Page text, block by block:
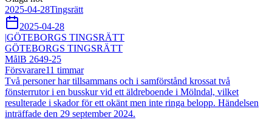
2025-04-28Tingsrätt
2025-04-28
|GÖTEBORGS TINGSRÄTT
GÖTEBORGS TINGSRÄTT
MålB 2649-25
Försvarare11 timmar
Två personer har tillsammans och i samförstånd krossat två
fönsterrutor i en busskur vid ett äldreboende i Mölndal, vilket
resulterade i skador för ett okänt men inte ringa belopp. Händelsen
inträffade den 29 september 2024.